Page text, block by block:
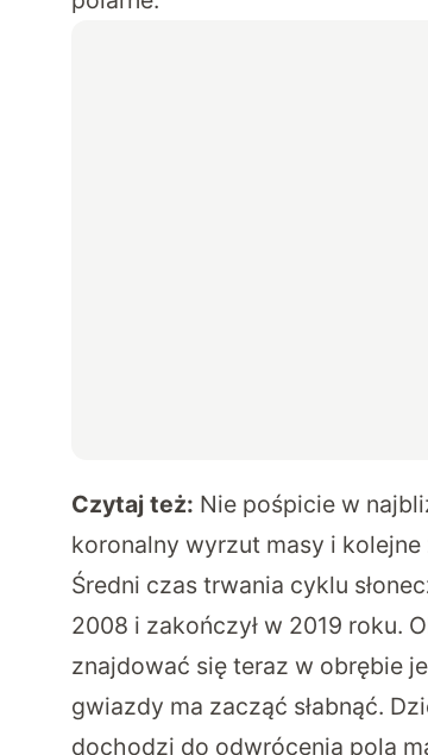
Czytaj też: Nie pośpicie w
koronalny wyrzut masy i
Średni czas trwania cyklu
2008 i zakończył w 2019 roku.
znajdować się teraz w obrębie
gwiazdy ma zacząć słabnąć.
dochodzi do odwrócenia pola